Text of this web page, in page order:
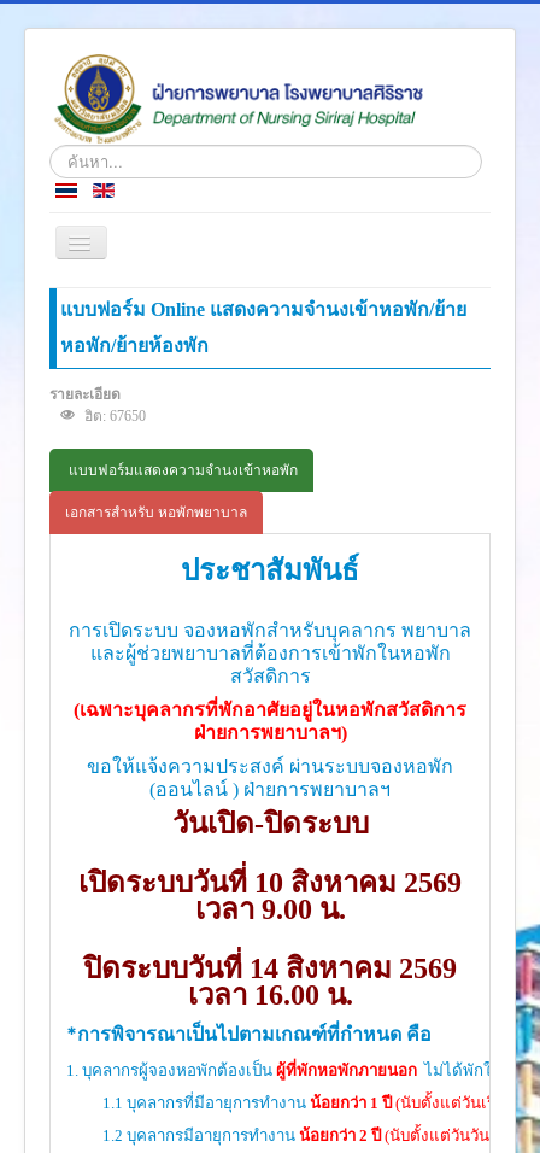
ค้นหา...
สลับ
เก
ชั่น
หน้าแรก
ข่าว
เกี่ยวกับเรา
โครงสร้างองค์กร
ความรู้สู่ประชาชน
ตำราวิชาการ
งานวิเคราะห์/สังเคราะห์
นวัตกรรม
Download
Link Intranet
แบบฟอร์ม Online แสดงความจำนงเข้าหอพัก/ย้าย
หอพัก/ย้ายห้องพัก
รายละเอียด
ฮิต: 67650
แบบฟอร์มแสดงความจำนงเข้าหอพัก
เอกสารสำหรับ หอพักพยาบาล
ประชาสัมพันธ์
การเปิดระบบ จองหอพักสำหรับบุคลากร พยาบาล
และผู้ช่วยพยาบาลที่ต้องการเข้าพักในหอพัก
สวัสดิการ
(เฉพาะบุคลากรที่พักอาศัยอยู่ในหอพักสวัสดิการ
ฝ่ายการพยาบาลฯ)
ขอให้แจ้งความประสงค์ ผ่านระบบจองหอพัก
(ออนไลน์ ) ฝ่ายการพยาบาลฯ
วันเปิด-ปิดระบบ
เปิดระบบวันที่ 10 สิงหาคม 2569
เวลา 9.00 น.
ปิดระบบวันที่ 14 สิงหาคม 2569
เวลา 16.00 น.
*การพิจารณาเป็นไปตามเกณฑ์ที่กำหนด คือ
1. บุคลากรผู้จองหอพักต้องเป็น ผู้ที่พักหอพักภายนอก ไม่ได้พักในหอพั
1.1 บุคลากรที่มีอายุการทำงาน น้อยกว่า 1 ปี (นับตั้งแต่วันเริ่มจ้าง
1.2 บุคลากรมีอายุการทำงาน น้อยกว่า 2 ปี (นับตั้งแต่วันวันเริ่มจ้า